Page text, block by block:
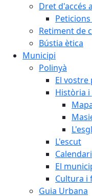
Dret d'accés
Retiment de
Bústia ètica
Municipi
Polinyà
El vostre
Història
L'escut
El
Cultura i
Guia Urbana